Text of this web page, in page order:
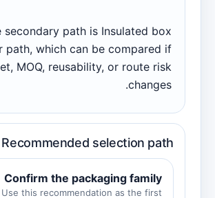
The secondary path is Insulated box
liner path, which can be compared if
budget, MOQ, reusability, or route risk
changes.
Recommended selection path
Confirm the packaging family
Use this recommendation as the first
Step 1